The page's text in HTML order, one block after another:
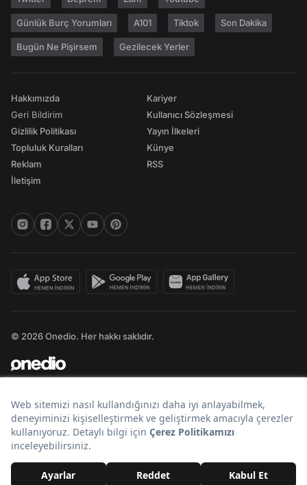
Günlük Burç Yorumları A101 Tiktok Son Dakika
Bugün Ne Pişirsem Gezilecek Yerler
Hakkımızda
Geri Bildirim
Gizlilik Politikası
Topluluk Kuralları
Reklam
İletişim
Kariyer
Kullanıcı Sözleşmesi
Yayın İlkeleri
Künye
RSS
© 2026 Onedio. Her hakkı saklıdır.
Bir markasıdır.